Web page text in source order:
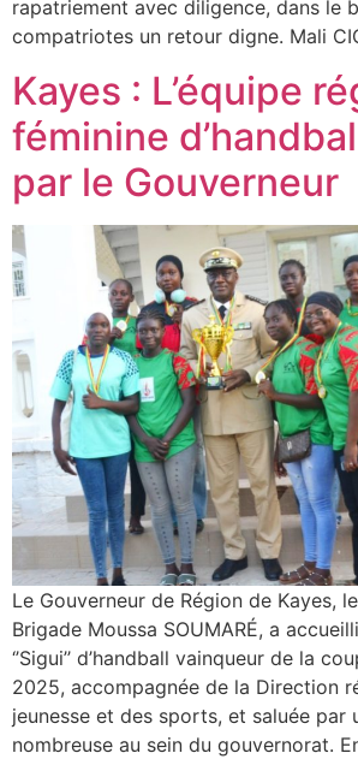
rapatriement avec diligence, dans le
compatriotes un retour digne. Mali
Kayes : L’équipe
féminine
par le Gouverneur
‎Le Gouverneur de Région de Kayes,
Brigade Moussa SOUMARÉ, a
‘’Sigui’’ d’handball vainqueur de la
2025, accompagnée de la Direction
jeunesse et des sports, et saluée par
nombreuse au sein du gouvernorat.